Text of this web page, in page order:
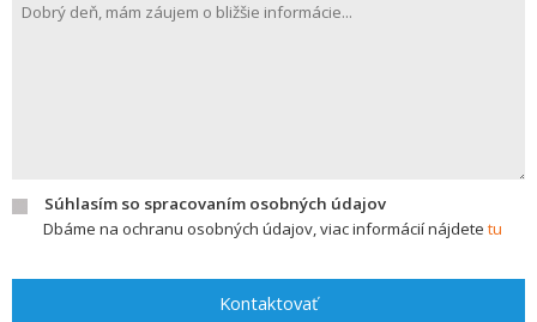
Súhlasím so spracovaním osobných údajov
Dbáme na ochranu osobných údajov, viac informácií nájdete tu
Kontaktovať